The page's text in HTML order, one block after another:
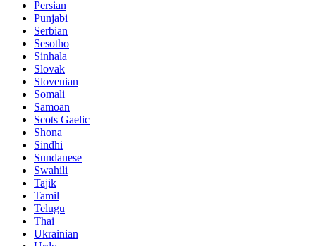
Persian
Punjabi
Serbian
Sesotho
Sinhala
Slovak
Slovenian
Somali
Samoan
Scots Gaelic
Shona
Sindhi
Sundanese
Swahili
Tajik
Tamil
Telugu
Thai
Ukrainian